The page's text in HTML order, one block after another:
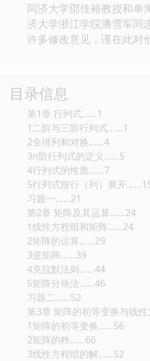
同济大学邵佳裕教授和单
济大学浙江学院潘雪军同
许多修改意见，谨在此对
目录信息
第1章 行列式……1
1二阶与三阶行列式……1
2全排列和对换……4
3n阶行列式的定义……5
4行列式的性质……7
5行列式按行（列）展开
习题一……21
第2章 矩阵及其运算……24
1线性方程组和矩阵……24
2矩阵的运算……29
3逆矩阵……39
4克拉默法则……44
5矩阵分块法……46
习题二……52
第3章 矩阵的初等变换与线
1矩阵的初等变换……56
2矩阵的秩……66
3线性方程组的解……52